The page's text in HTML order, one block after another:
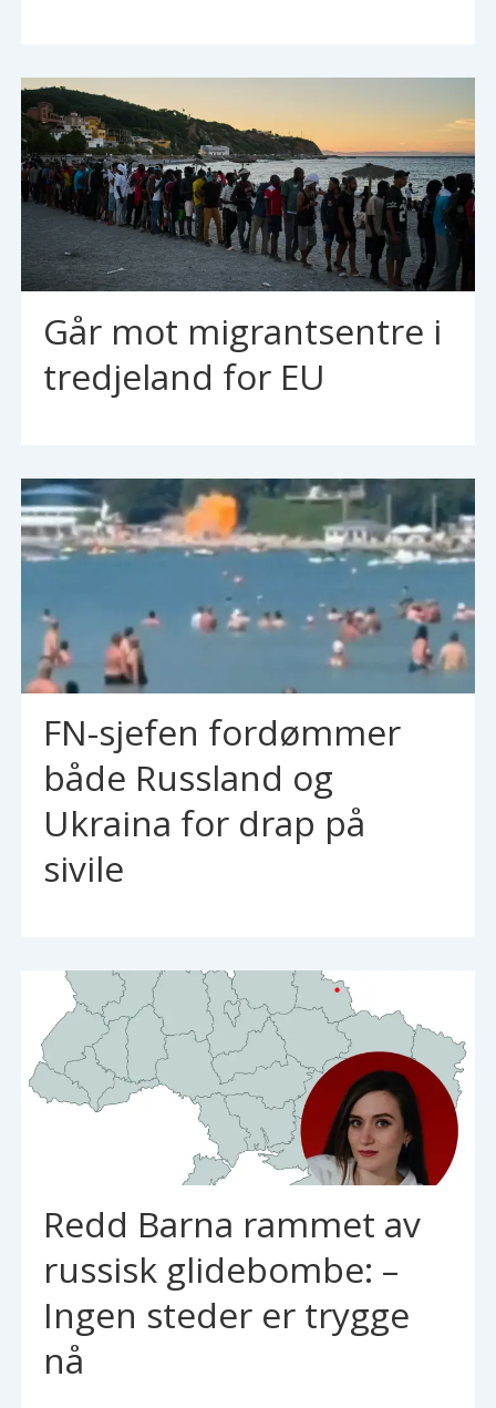
Går mot migrantsentre i
tredjeland for EU
FN-sjefen fordømmer
både Russland og
Ukraina for drap på
sivile
Redd Barna rammet av
russisk glidebombe: –
Ingen steder er trygge
nå